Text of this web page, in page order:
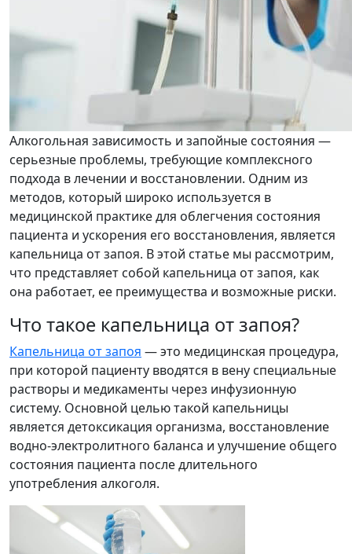
Алкогольная зависимость и запойные состояния —
серьезные проблемы, требующие комплексного
подхода в лечении и восстановлении. Одним из
методов, который широко используется в
медицинской практике для облегчения состояния
пациента и ускорения его восстановления, является
капельница от запоя. В этой статье мы рассмотрим,
что представляет собой капельница от запоя, как
она работает, ее преимущества и возможные риски.
Что такое капельница от запоя?
Капельница от запоя — это медицинская процедура,
при которой пациенту вводятся в вену специальные
растворы и медикаменты через инфузионную
систему. Основной целью такой капельницы
является детоксикация организма, восстановление
водно-электролитного баланса и улучшение общего
состояния пациента после длительного
употребления алкоголя.